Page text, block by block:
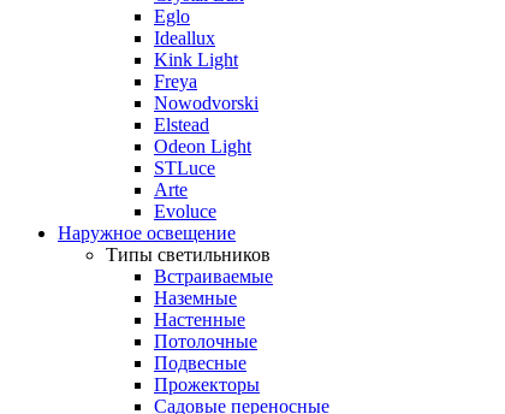
Eglo
Ideallux
Kink Light
Freya
Nowodvorski
Elstead
Odeon Light
STLuce
Arte
Evoluce
Наружное освещение
Типы светильников
Встраиваемые
Наземные
Настенные
Потолочные
Подвесные
Прожекторы
Садовые переносные